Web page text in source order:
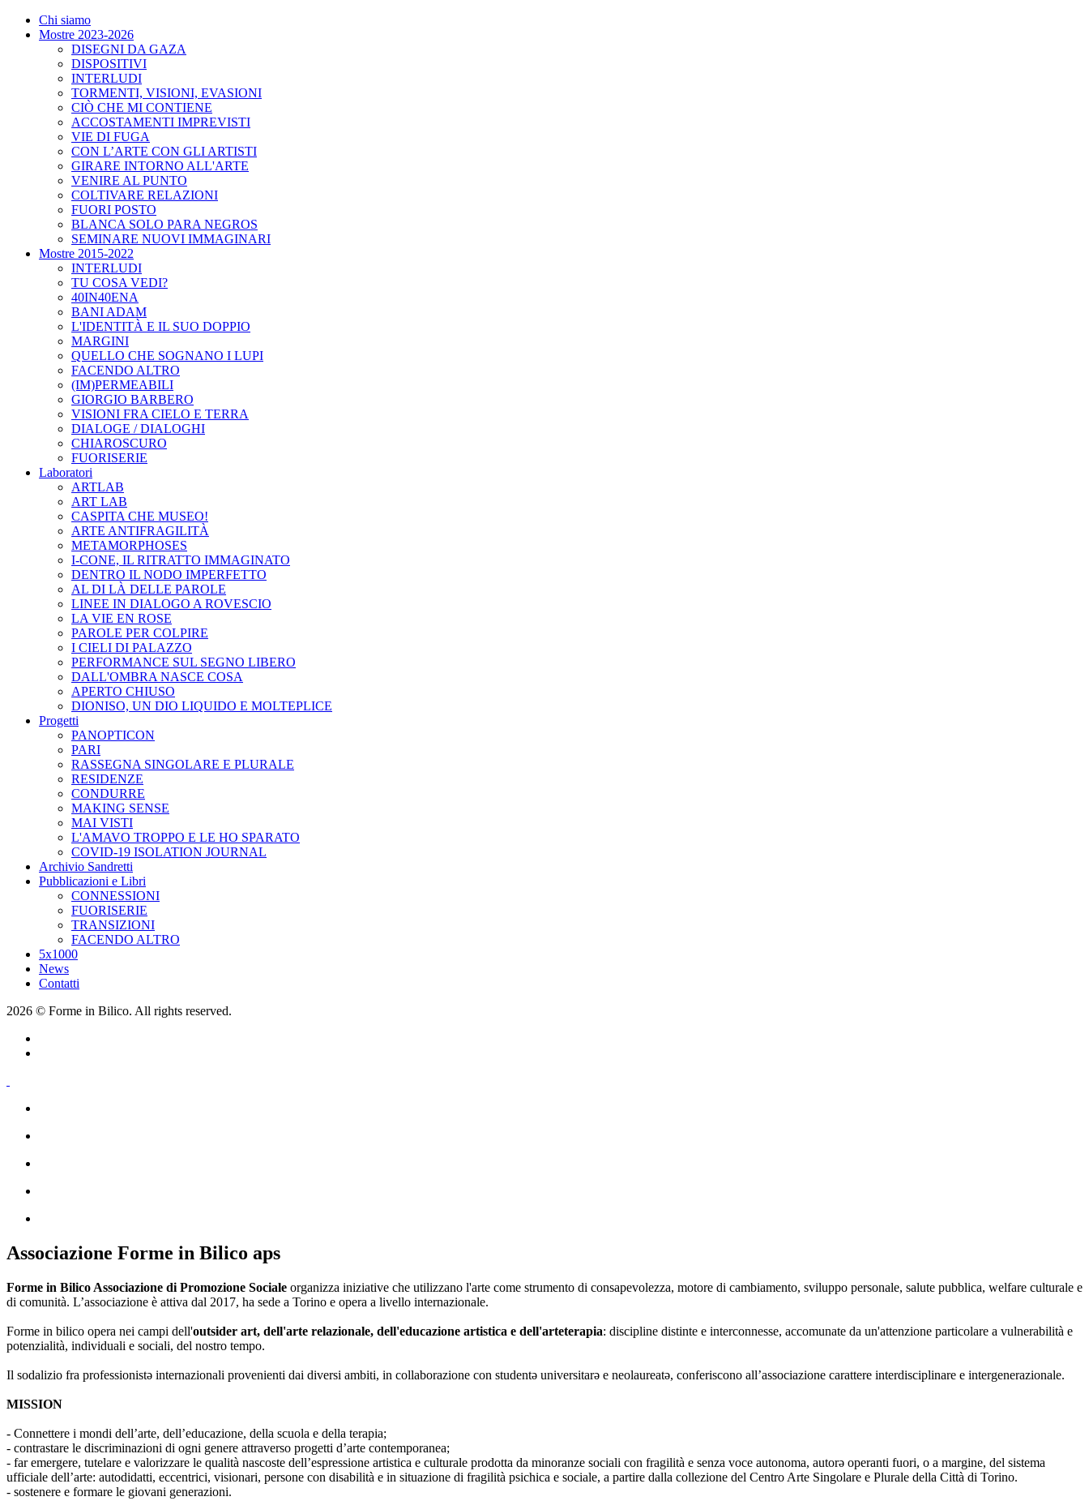
Chi siamo
Mostre 2023-2026
DISEGNI DA GAZA
DISPOSITIVI
INTERLUDI
TORMENTI, VISIONI, EVASIONI
CIÒ CHE MI CONTIENE
ACCOSTAMENTI IMPREVISTI
VIE DI FUGA
CON L’ARTE CON GLI ARTISTI
GIRARE INTORNO ALL'ARTE
VENIRE AL PUNTO
COLTIVARE RELAZIONI
FUORI POSTO
BLANCA SOLO PARA NEGROS
SEMINARE NUOVI IMMAGINARI
Mostre 2015-2022
INTERLUDI
TU COSA VEDI?
40IN40ENA
BANI ADAM
L'IDENTITÀ E IL SUO DOPPIO
MARGINI
QUELLO CHE SOGNANO I LUPI
FACENDO ALTRO
(IM)PERMEABILI
GIORGIO BARBERO
VISIONI FRA CIELO E TERRA
DIALOGE / DIALOGHI
CHIAROSCURO
FUORISERIE
Laboratori
ARTLAB
ART LAB
CASPITA CHE MUSEO!
ARTE ANTIFRAGILITÀ
METAMORPHOSES
I-CONE, IL RITRATTO IMMAGINATO
DENTRO IL NODO IMPERFETTO
AL DI LÀ DELLE PAROLE
LINEE IN DIALOGO A ROVESCIO
LA VIE EN ROSE
PAROLE PER COLPIRE
I CIELI DI PALAZZO
PERFORMANCE SUL SEGNO LIBERO
DALL'OMBRA NASCE COSA
APERTO CHIUSO
DIONISO, UN DIO LIQUIDO E MOLTEPLICE
Progetti
PANOPTICON
PARI
RASSEGNA SINGOLARE E PLURALE
RESIDENZE
CONDURRE
MAKING SENSE
MAI VISTI
L'AMAVO TROPPO E LE HO SPARATO
COVID-19 ISOLATION JOURNAL
Archivio Sandretti
Pubblicazioni e Libri
CONNESSIONI
FUORISERIE
TRANSIZIONI
FACENDO ALTRO
5x1000
News
Contatti
2026 © Forme in Bilico. All rights reserved.
Associazione Forme in Bilico aps
Forme in Bilico Associazione di Promozione Sociale organizza iniziative che utilizzano l'arte come strumento di consapevolezza, motore di cambiamento, sviluppo personale, salute pubblica, welfare culturale e
di comunità. L’associazione è attiva dal 2017, ha sede a Torino e opera a livello internazionale.
Forme in bilico opera nei campi dell'outsider art, dell'arte relazionale, dell'educazione artistica e dell'arteterapia: discipline distinte e interconnesse, accomunate da un'attenzione particolare a vulnerabilità e
potenzialità, individuali e sociali, del nostro tempo.
Il sodalizio fra professionistə internazionali provenienti dai diversi ambiti, in collaborazione con studentə universitarə e neolaureatə, conferiscono all’associazione carattere interdisciplinare e intergenerazionale.
MISSION
- Connettere i mondi dell’arte, dell’educazione, della scuola e della terapia;
- contrastare le discriminazioni di ogni genere attraverso progetti d’arte contemporanea;
- far emergere, tutelare e valorizzare le qualità nascoste dell’espressione artistica e culturale prodotta da minoranze sociali con fragilità e senza voce autonoma, autorə operanti fuori, o a margine, del sistema
ufficiale dell’arte: autodidatti, eccentrici, visionari, persone con disabilità e in situazione di fragilità psichica e sociale, a partire dalla collezione del Centro Arte Singolare e Plurale della Città di Torino.
- sostenere e formare le giovani generazioni.